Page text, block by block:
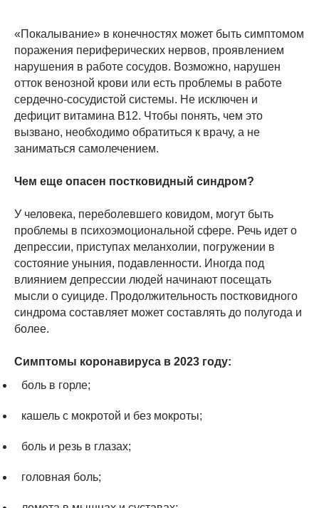
«Покалывание» в конечностях может быть симптомом
поражения периферических нервов, проявлением
нарушения в работе сосудов. Возможно, нарушен
отток венозной крови или есть проблемы в работе
сердечно-сосудистой системы. Не исключен и
дефицит витамина В12. Чтобы понять, чем это
вызвано, необходимо обратиться к врачу, а не
заниматься самолечением.
Чем еще опасен постковидный синдром?
У человека, переболевшего ковидом, могут быть
проблемы в психоэмоциональной сфере. Речь идет о
депрессии, приступах меланхолии, погружении в
состояние уныния, подавленности. Иногда под
влиянием депрессии людей начинают посещать
мысли о суициде. Продолжительность постковидного
синдрома составляет может составлять до полугода и
более.
Симптомы коронавируса в 2023 году:
боль в горле;
кашель с мокротой и без мокроты;
боль и резь в глазах;
головная боль;